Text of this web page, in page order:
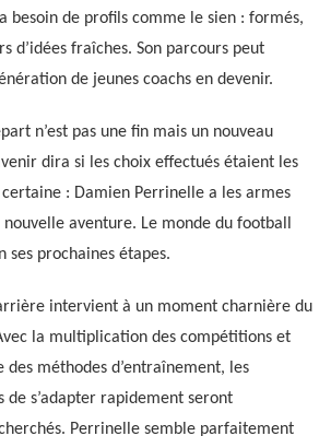
besoin de profils comme le sien : formés,
d’idées fraîches. Son parcours peut
de jeunes coachs en devenir.
n’est pas une fin mais un nouveau
dira si les choix effectués étaient les
certaine : Damien Perrinelle a les armes
nouvelle aventure. Le monde du football
ses prochaines étapes.
intervient à un moment charnière du
la multiplication des compétitions et
des méthodes d’entraînement, les
de s’adapter rapidement seront
Perrinelle semble parfaitement